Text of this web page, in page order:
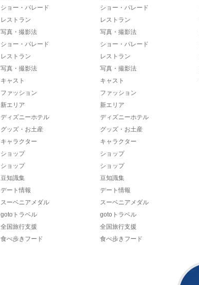
ショー・パレード
レストラン
写真・撮影法
ショー・パレード
レストラン
写真・撮影法
キャスト
ファッション
新エリア
ディズニーホテル
グッズ・お土産
キャラクター
ショップ
ショップ
豆知識集
デート情報
スーベニアメダル
gotoトラベル
全国旅行支援
食べ歩きフード
ショー・パレード
レストラン
写真・撮影法
ショー・パレード
レストラン
写真・撮影法
キャスト
ファッション
新エリア
ディズニーホテル
グッズ・お土産
キャラクター
ショップ
ショップ
豆知識集
デート情報
スーベニアメダル
gotoトラベル
全国旅行支援
食べ歩きフード